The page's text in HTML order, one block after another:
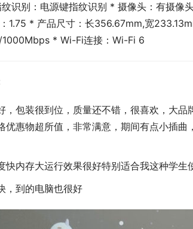
识别：电源键指纹识别 * 摄像头：有摄像
1.75 * 产品尺寸：长356.67mm,宽
* Wi-Fi连接：Wi-Fi 6
，包装很到位，质量还不错，很喜欢，大品
优惠物超所值，非常满意，期间有点小插
快内存大运行效果很好特别适合我这种学
，到的电脑也很好